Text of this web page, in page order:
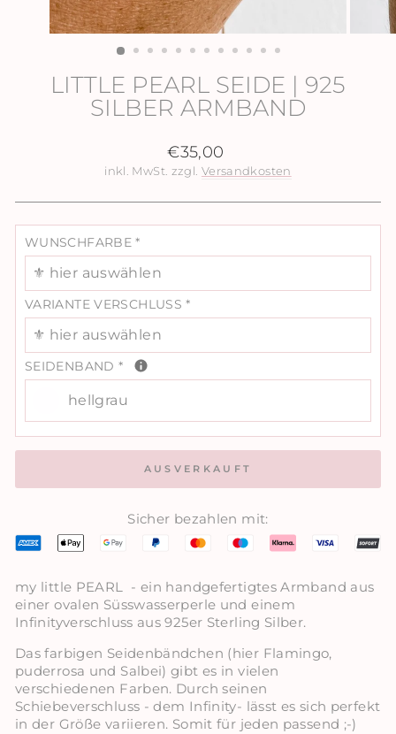
LITTLE PEARL SEIDE | 925
SILBER ARMBAND
Normaler
Preis
€35,00
inkl. MwSt. zzgl. Versandkosten
WUNSCHFARBE*
⚜️ hier auswählen
VARIANTE VERSCHLUSS*
⚜️ hier auswählen
SEIDENBAND*
hellgrau
AUSVERKAUFT
Sicher bezahlen mit:
my little PEARL - ein handgefertigtes Armband aus
einer ovalen Süsswasserperle und einem
Infinityverschluss aus 925er Sterling Silber.
Das farbigen Seidenbändchen (hier Flamingo,
puderrosa und Salbei) gibt es in vielen
verschiedenen Farben. Durch seinen
Schiebeverschluss - dem Infinity- lässt es sich perfekt
in der Größe variieren. Somit für jeden passend ;-)